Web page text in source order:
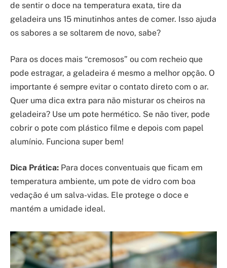
de sentir o doce na temperatura exata, tire da
geladeira uns 15 minutinhos antes de comer. Isso ajuda
os sabores a se soltarem de novo, sabe?
Para os doces mais “cremosos” ou com recheio que
pode estragar, a geladeira é mesmo a melhor opção. O
importante é sempre evitar o contato direto com o ar.
Quer uma dica extra para não misturar os cheiros na
geladeira? Use um pote hermético. Se não tiver, pode
cobrir o pote com plástico filme e depois com papel
alumínio. Funciona super bem!
Dica Prática: Para doces conventuais que ficam em
temperatura ambiente, um pote de vidro com boa
vedação é um salva-vidas. Ele protege o doce e
mantém a umidade ideal.